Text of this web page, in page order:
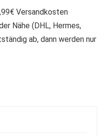
Versandkosten
Nähe (DHL, Hermes,
ab, dann werden nur